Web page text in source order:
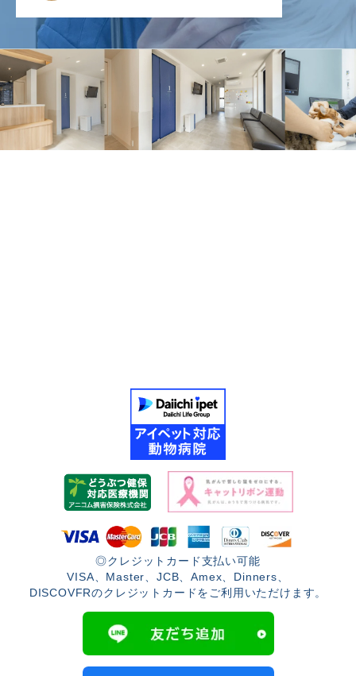
◎クレジットカード支払い可能
VISA、Master、JCB、Amex、Dinners、
DISCOVFRのクレジットカードをご利用いただけます。